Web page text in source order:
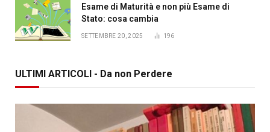
Esame di Maturità e non più Esame di
Stato: cosa cambia
SETTEMBRE 20, 2025 196
ULTIMI ARTICOLI - Da non Perdere